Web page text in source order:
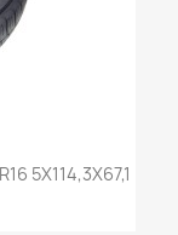
5X114,3X67,1